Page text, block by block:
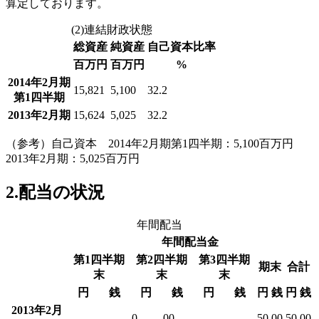
算定しております。
(2)連結財政状態
総資産 純資産 自己資本比率
百万円 百万円
%
2014年2月期
第1四半期
15,821 5,100 32.2
2013年2月期 15,624 5,025 32.2
（参考）自己資本 2014年2月期第1四半期：5,100百万円
2013年2月期：5,025百万円
2.配当の状況
年間配当
年間配当金
第1四半期
末
第2四半期
末
第3四半期
末
期末 合計
円 銭 円 銭 円 銭 円 銭 円 銭
2013年2月